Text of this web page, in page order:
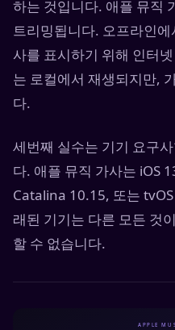
하는 것입니다. 애플 뮤직
트리밍됩니다. 오프라인
사를 표시하기 위해 인터
는 로컬에서 재생되지만,
다.
세번째 실수는 기기 요구
다. 애플 뮤직 가사는 iOS
Catalina 10.15, 또는
래된 기기는 다른 모든 것
할 수 없습니다.